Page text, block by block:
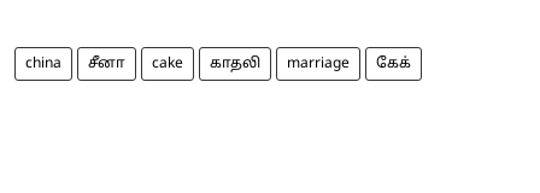
china சீனா cake காதலி marriage கேக்